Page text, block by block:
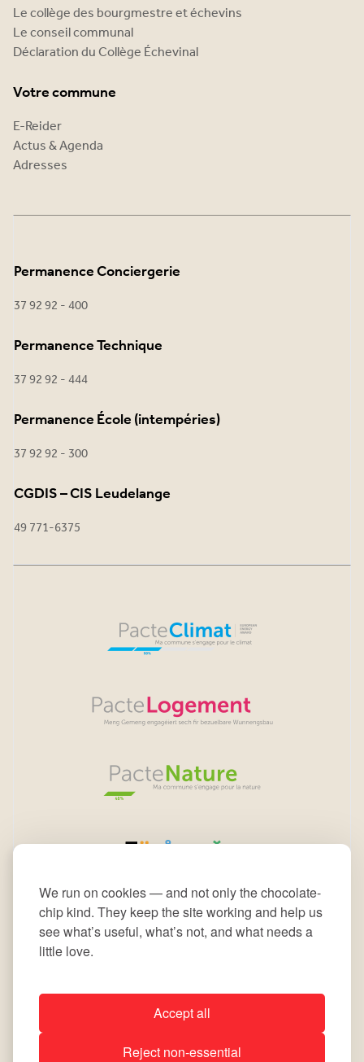
We run on cookies — and not only the chocolate-
chip kind. They keep the site working and help us
see what’s useful, what’s not, and what needs a
little love.
Accept all
Reject non-essential
Le collège des bourgmestre et échevins
Le conseil communal
Déclaration du Collège Échevinal
Votre commune
E-Reider
Actus & Agenda
Adresses
Permanence Conciergerie
37 92 92 - 400
Permanence Technique
37 92 92 - 444
Permanence École (intempéries)
37 92 92 - 300
CGDIS – CIS Leudelange
49 771-6375
All rights reserved © 2026 Commune de Leudelange